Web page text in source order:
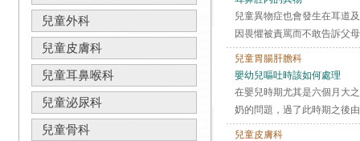
兒童外科
兒童皮膚科
兒童耳鼻喉科
兒童泌尿科
兒童骨科
兒童異物症也會發生在耳道
因畏懼被責罵而不敢告訴父
兒童胃腸肝膽科
嬰幼兒嘔吐時該如何處理
在嬰兒時期尤其是六個月大
奶的問題，過了此時期之後
兒童皮膚科